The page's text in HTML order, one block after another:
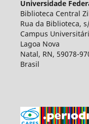
Universidade
Biblioteca Central
Rua da Biblioteca,
Campus
Lagoa Nova
Natal, RN, 59078-
Brasil